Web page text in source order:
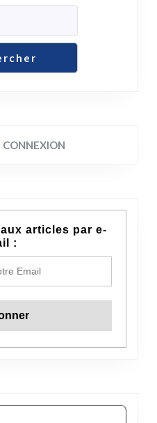
CONNEXION
articles par e-
: